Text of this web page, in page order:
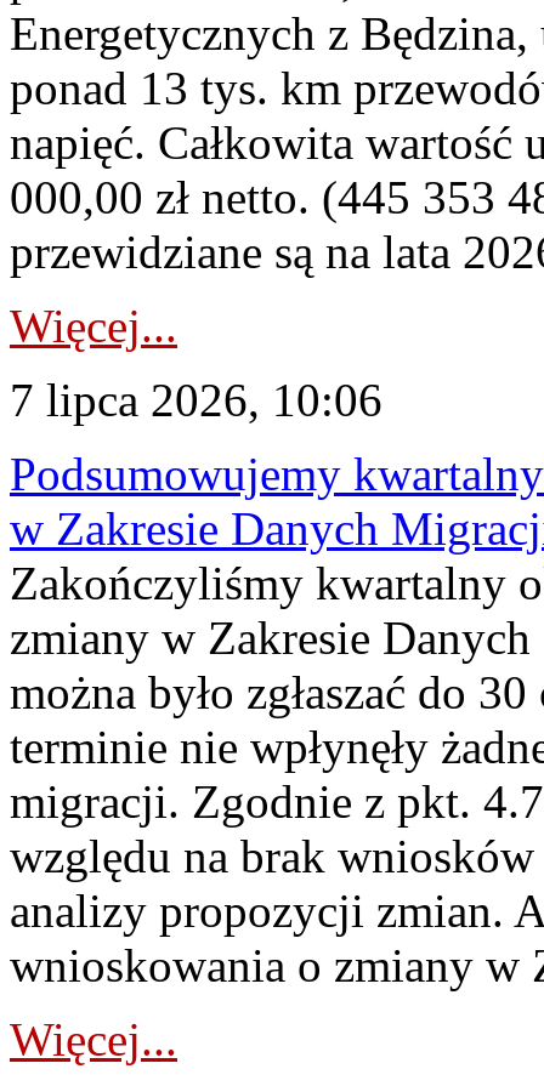
Energetycznych z
ponad 13 tys. km
napięć. Całkowita
000,00 zł netto. (445 353
przewidziane są na lata
Więcej...
7 lipca 2026, 10:06
Podsumowujemy
w Zakresie Danych
Zakończyliśmy kwartalny
zmiany w Zakresie
można było zgłaszać do
terminie nie wpłynęły
migracji. Zgodnie z pkt.
względu na brak
analizy propozycji zmian.
wnioskowania o zmiany w
Więcej...